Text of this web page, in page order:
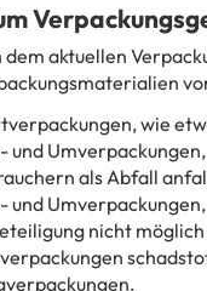
aktuellen
wie
und
als Abfall
und
nicht möglich